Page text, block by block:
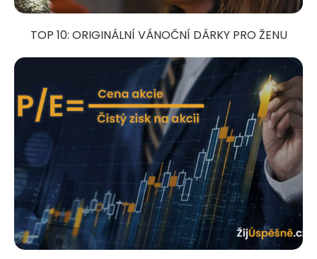
TOP 10: ORIGINÁLNÍ VÁNOČNÍ DÁRKY PRO ŽENU